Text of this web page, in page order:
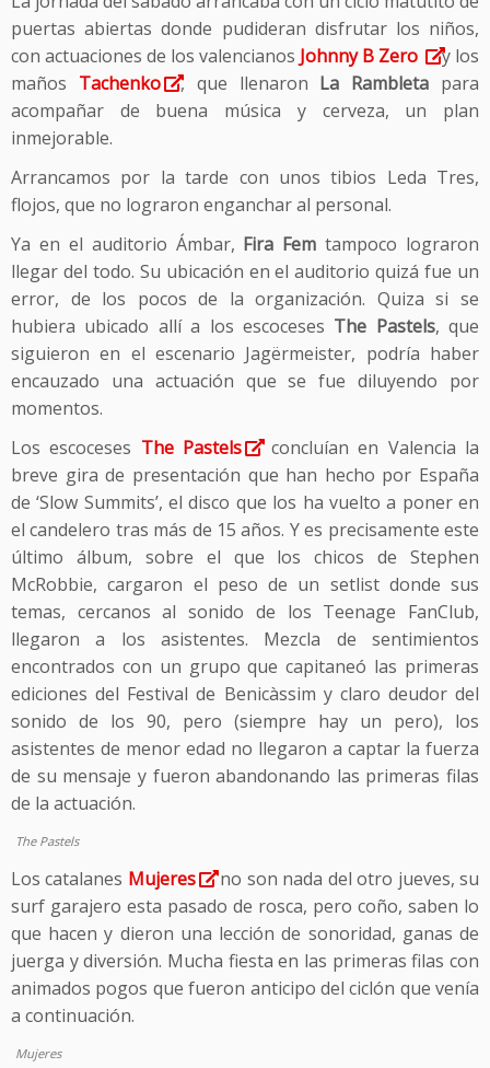
puertas abiertas donde pudideran disfrutar los niños,
con actuaciones de los valencianos Johnny B Zero
y los
maños Tachenko , que llenaron La Rambleta para
acompañar de buena música y cerveza, un plan
inmejorable.
Arrancamos por la tarde con unos tibios Leda Tres,
flojos, que no lograron enganchar al personal.
Ya en el auditorio Ámbar, Fira Fem tampoco lograron
llegar del todo. Su ubicación en el auditorio quizá fue un
error, de los pocos de la organización. Quiza si se
hubiera ubicado allí a los escoceses The Pastels, que
siguieron en el escenario Jagërmeister, podría haber
encauzado una actuación que se fue diluyendo por
momentos.
Los escoceses The Pastels
concluían en Valencia la
breve gira de presentación que han hecho por España
de ‘Slow Summits’, el disco que los ha vuelto a poner en
el candelero tras más de 15 años. Y es precisamente este
último álbum, sobre el que los chicos de Stephen
McRobbie, cargaron el peso de un setlist donde sus
temas, cercanos al sonido de los Teenage FanClub,
llegaron a los asistentes. Mezcla de sentimientos
encontrados con un grupo que capitaneó las primeras
ediciones del Festival de Benicàssim y claro deudor del
sonido de los 90, pero (siempre hay un pero), los
asistentes de menor edad no llegaron a captar la fuerza
de su mensaje y fueron abandonando las primeras filas
de la actuación.
The Pastels
Los catalanes Mujeres
no son nada del otro jueves, su
surf garajero esta pasado de rosca, pero coño, saben lo
que hacen y dieron una lección de sonoridad, ganas de
juerga y diversión. Mucha fiesta en las primeras filas con
animados pogos que fueron anticipo del ciclón que venía
a continuación.
Mujeres